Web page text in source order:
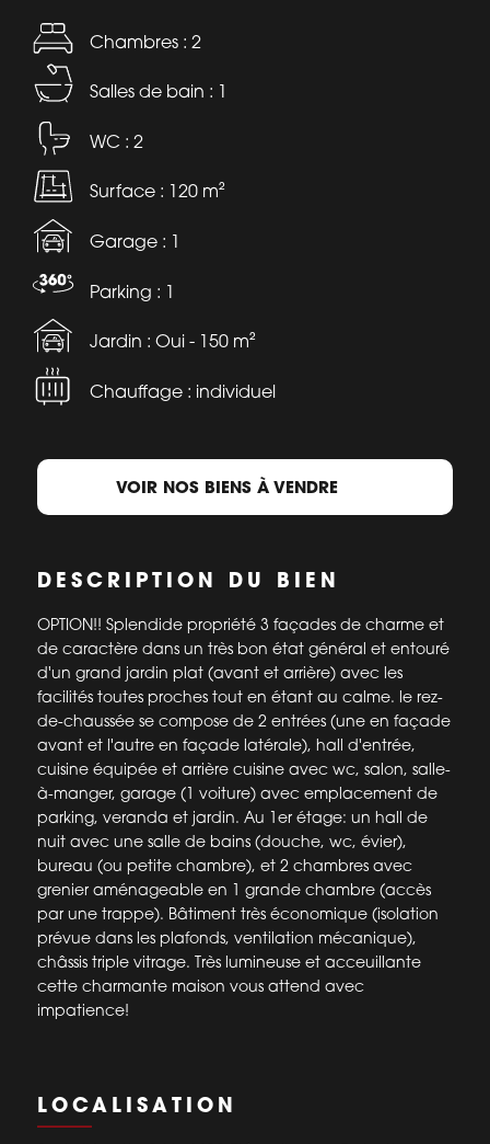
Chambres : 2
Salles de bain : 1
WC : 2
Surface : 120 m²
Garage : 1
Parking : 1
Jardin : Oui - 150 m²
Chauffage : individuel
VOIR NOS BIENS À VENDRE
DESCRIPTION DU BIEN
OPTION!! Splendide propriété 3 façades de charme et
de caractère dans un très bon état général et entouré
d'un grand jardin plat (avant et arrière) avec les
facilités toutes proches tout en étant au calme. le rez-
de-chaussée se compose de 2 entrées (une en façade
avant et l'autre en façade latérale), hall d'entrée,
cuisine équipée et arrière cuisine avec wc, salon, salle-
à-manger, garage (1 voiture) avec emplacement de
parking, veranda et jardin. Au 1er étage: un hall de
nuit avec une salle de bains (douche, wc, évier),
bureau (ou petite chambre), et 2 chambres avec
grenier aménageable en 1 grande chambre (accès
par une trappe). Bâtiment très économique (isolation
prévue dans les plafonds, ventilation mécanique),
châssis triple vitrage. Très lumineuse et acceuillante
cette charmante maison vous attend avec
impatience!
LOCALISATION